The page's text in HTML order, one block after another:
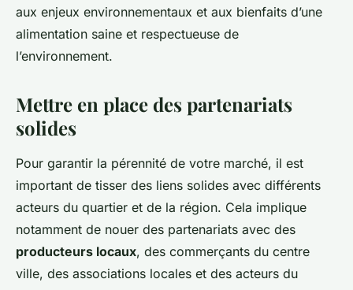
aux enjeux environnementaux et aux bienfaits d’une
alimentation saine et respectueuse de
l’environnement.
Mettre en place des partenariats
solides
Pour garantir la pérennité de votre marché, il est
important de tisser des liens solides avec différents
acteurs du quartier et de la région. Cela implique
notamment de nouer des partenariats avec des
producteurs locaux, des commerçants du centre
ville, des associations locales et des acteurs du